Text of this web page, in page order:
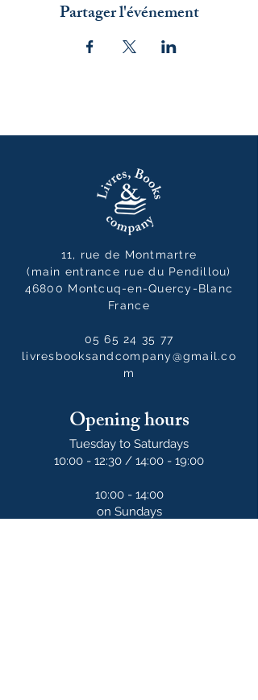
Partager l'événement
11, rue de Montmartre
(main entrance rue du Pendillou)
46800 Montcuq-en-Quercy-Blanc
France
05 65 24 35 77
livresbooksandcompany@gmail.co
m
Opening hours
Tuesday to Saturdays
10:00 - 12:30 / 14:00 - 19:00
10:00 - 14:00
on Sundays